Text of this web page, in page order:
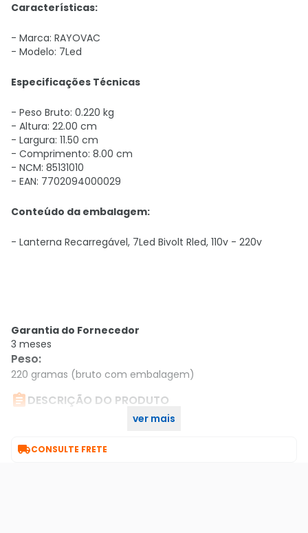
Características:
- Marca: RAYOVAC
- Modelo: 7Led
Especificações Técnicas
- Peso Bruto: 0.220 kg
- Altura: 22.00 cm
- Largura: 11.50 cm
- Comprimento: 8.00 cm
- NCM: 85131010
- EAN: 7702094000029
Conteúdo da embalagem:
- Lanterna Recarregável, 7Led Bivolt Rled, 110v - 220v
Garantia do Fornecedor
3 meses
Peso:
220 gramas (bruto com embalagem)
DESCRIÇÃO DO PRODUTO
ver mais
CONSULTE FRETE